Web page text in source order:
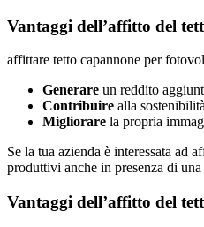
Vantaggi dell’affitto del
affittare tetto capannone per
Generare un reddito
Contribuire alla
Migliorare la propria
Se la tua azienda è interessata ad
produttivi anche in presenza di
Vantaggi dell’affitto del